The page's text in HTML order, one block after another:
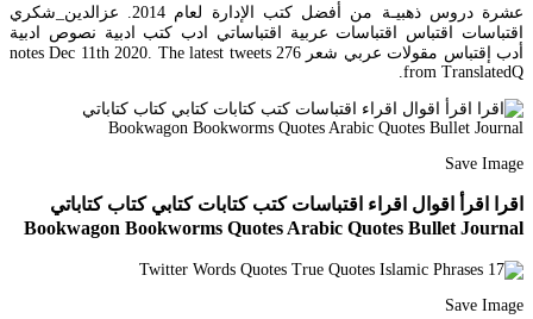
عشرة دروس ذهبيـة من أفضل كتب الإدارة لعام 2014. عزالدين_شكري
اقتباسات اقتباس اقتباسات عربية اقتباساتي ادب كتب ادبية نصوص ادبية
أدب إقتباس مقولات عربي شعر 276 notes Dec 11th 2020. The latest tweets
from TranslatedQ.
Save Image
اقرا اقرأ اقوال اقراء اقتباسات كتب كتابات كتابي كتاب كتاباتي
Bookwagon Bookworms Quotes Arabic Quotes Bullet Journal
Save Image